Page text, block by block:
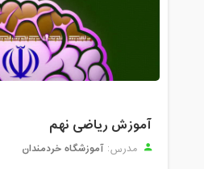
آموزش ریاضی نهم
مدرس: آموزشگاه خردمندان